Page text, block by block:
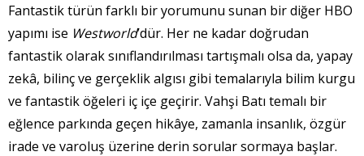
Fantastik türün farklı bir yorumunu sunan bir diğer HBO
yapımı ise Westworld’dür. Her ne kadar doğrudan
fantastik olarak sınıflandırılması tartışmalı olsa da, yapay
zekâ, bilinç ve gerçeklik algısı gibi temalarıyla bilim kurgu
ve fantastik öğeleri iç içe geçirir. Vahşi Batı temalı bir
eğlence parkında geçen hikâye, zamanla insanlık, özgür
irade ve varoluş üzerine derin sorular sormaya başlar.